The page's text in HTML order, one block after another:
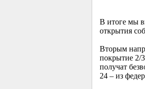
В итоге мы
открытия
Вторым
покрытие 2/
получат
24 – из